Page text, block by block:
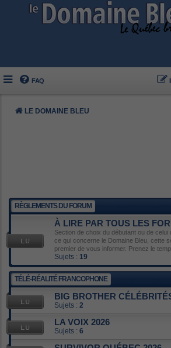
FAQ
LE DOMAINE BLEU
RÈGLEMENTS DU FORUM
À LIRE PAR TOUS LES
Section de choix du débutant ou de celui
ce qui concerne le Domaine Bleu, cette
premier de vous informer. Prenez le
Sujets : 19
TÉLÉ-RÉALITÉ FRANCOPHONE
BIG BROTHER
Sujets : 2
LA VOIX 2026
Sujets : 6